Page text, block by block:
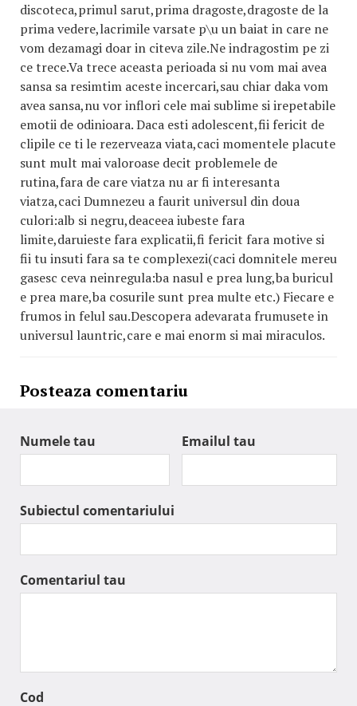
discoteca,primul sarut,prima dragoste,dragoste de la
prima vedere,lacrimile varsate p\u un baiat in care ne
vom dezamagi doar in citeva zile.Ne indragostim pe zi
ce trece.Va trece aceasta perioada si nu vom mai avea
sansa sa resimtim aceste incercari,sau chiar daka vom
avea sansa,nu vor inflori cele mai sublime si irepetabile
emotii de odinioara. Daca esti adolescent,fii fericit de
clipile ce ti le rezerveaza viata,caci momentele placute
sunt mult mai valoroase decit problemele de
rutina,fara de care viatza nu ar fi interesanta
viatza,caci Dumnezeu a faurit universul din doua
culori:alb si negru,deaceea iubeste fara
limite,daruieste fara explicatii,fi fericit fara motive si
fii tu insuti fara sa te complexezi(caci domnitele mereu
gasesc ceva neinregula:ba nasul e prea lung,ba buricul
e prea mare,ba cosurile sunt prea multe etc.) Fiecare e
frumos in felul sau.Descopera adevarata frumusete in
universul launtric,care e mai enorm si mai miraculos.
Posteaza comentariu
Numele tau Emailul tau
Subiectul comentariului
Comentariul tau
Cod